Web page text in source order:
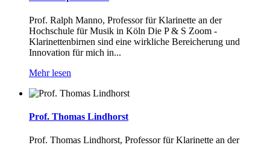
Prof. Ralph Manno, Professor für Klarinette an der
Hochschule für Musik in Köln Die P & S Zoom -
Klarinettenbirnen sind eine wirkliche Bereicherung und
Innovation für mich in...
Mehr lesen
Prof. Thomas Lindhorst
Prof. Thomas Lindhorst, Professor für Klarinette an der